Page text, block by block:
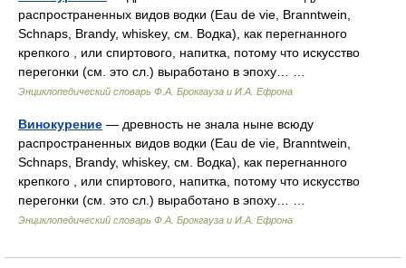
распространенных видов водки (Eau de vie, Branntwein,
Schnaps, Brandy, whiskey, см. Водка), как перегнанного
крепкого , или спиртового, напитка, потому что искусство
перегонки (см. это сл.) выработано в эпоху… …
Энциклопедический словарь Ф.А. Брокгауза и И.А. Ефрона
Винокурение — древность не знала ныне всюду
распространенных видов водки (Eau de vie, Branntwein,
Schnaps, Brandy, whiskey, см. Водка), как перегнанного
крепкого , или спиртового, напитка, потому что искусство
перегонки (см. это сл.) выработано в эпоху… …
Энциклопедический словарь Ф.А. Брокгауза и И.А. Ефрона